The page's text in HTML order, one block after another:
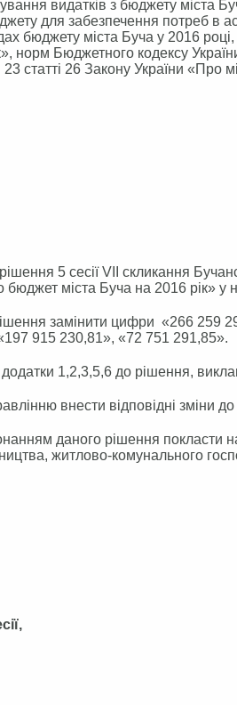
видатків з бюджету міста
для забезпечення потреб в
бюджету міста Буча у 2016
норм Бюджетного кодексу
статті 26 Закону України «Про
5 сесії VІI скликання
міста Буча на 2016 рік» у
замінити цифри «266 259
915 230,81», «72 751 291,85».
1,2,3,5,6 до рішення,
внести відповідні зміни
даного рішення покласти
житлово-комунального
ради